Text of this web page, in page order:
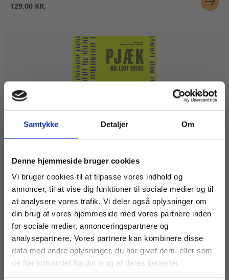
Samtykke Detaljer Om
Denne hjemmeside bruger cookies
Vi bruger cookies til at tilpasse vores indhold og
annoncer, til at vise dig funktioner til sociale medier og til
at analysere vores trafik. Vi deler også oplysninger om
din brug af vores hjemmeside med vores partnere inden
for sociale medier, annonceringspartnere og
analysepartnere. Vores partnere kan kombinere disse
data med andre oplysninger, du har givet dem, eller som
de har indsamlet fra din brug af deres tjenester.
129,00 KR.
Pjæk - og lidt mere
Carina Bagge Vestergaard Anna Soele Zachau Johansson
Fra
255,00 KR.
Køb læremidler og find masterclasses mm.
Fortsæt som:
For privatkunder og
studerende. Du får
vist priser inkl.
For institutioner og
virksomheder. Du
får vist priser ekskl.